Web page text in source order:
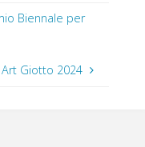
Biennale per
Giotto 2024